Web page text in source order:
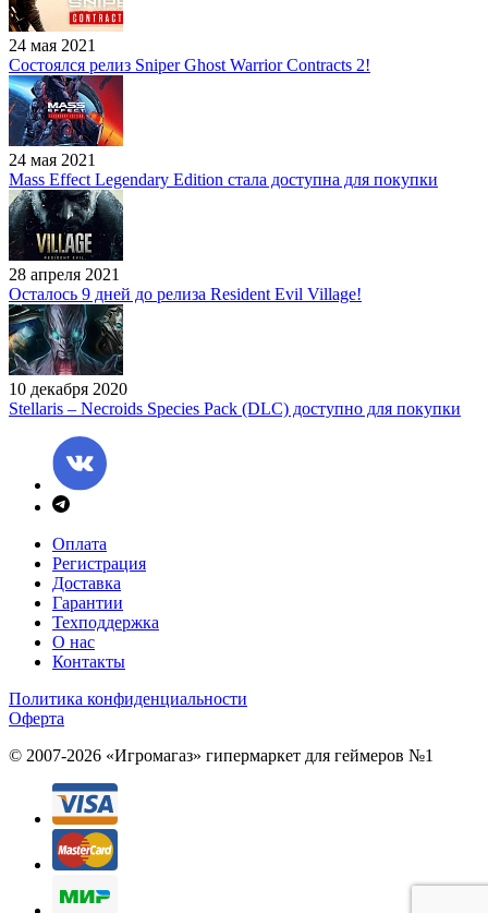
24 мая 2021
Состоялся релиз Sniper Ghost Warrior Contracts 2!
24 мая 2021
Mass Effect Legendary Edition стала доступна для покупки
28 апреля 2021
Осталось 9 дней до релиза Resident Evil Village!
10 декабря 2020
Stellaris – Necroids Species Pack (DLC) доступно для покупки
Оплата
Регистрация
Доставка
Гарантии
Техподдержка
О нас
Контакты
Политика конфиденциальности
Оферта
© 2007-2026 «Игромагаз» гипермаркет для геймеров №1